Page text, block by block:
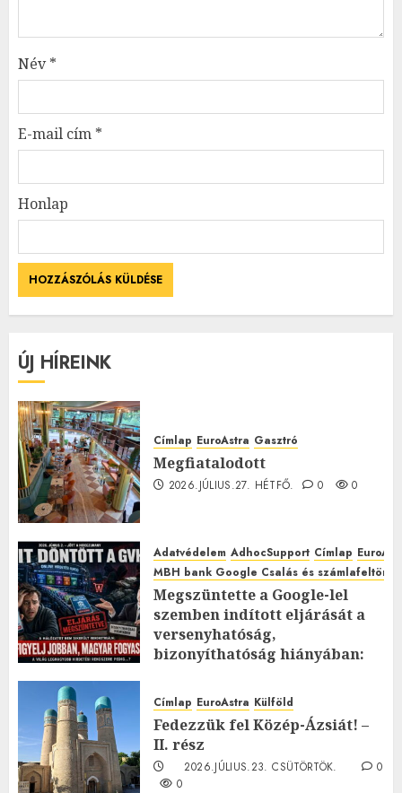
Név*
E-mail cím *
Honlap
ÚJ HÍREINK
Címlap EuroAstra Gasztró
Megfiatalodott
2026.JÚLIUS.27. HÉTFŐ. 0 0
Adatvédelem AdhocSupport Címlap
MBH bank Google Csalás és
Megszüntette a Google-lel
szemben indított eljárását a
versenyhatóság,
bizonyíthatóság hiányában:
2026.JÚLIUS.23. CSÜTÖRTÖK.
0
Címlap EuroAstra Külföld
Fedezzük fel Közép-Ázsiát! –
II. rész
2026.JÚLIUS.23. CSÜTÖRTÖK.
0
0